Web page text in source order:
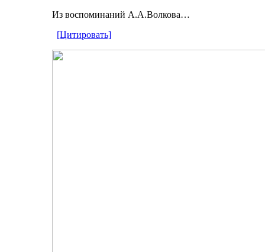
Из воспоминаний А.А.Волкова…
[Цитировать]